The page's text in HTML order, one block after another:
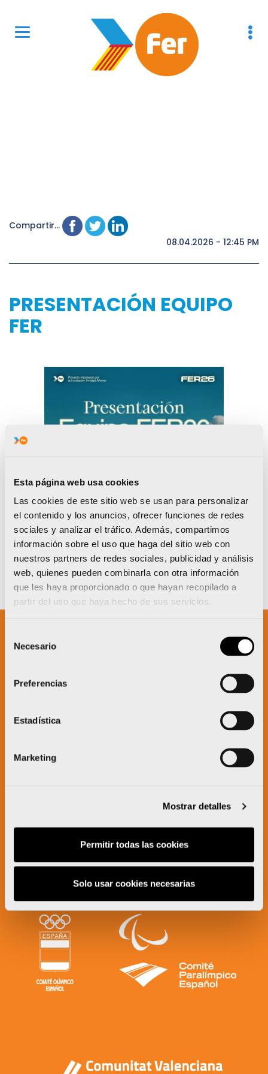
Esta página web usa cookies
Las cookies de este sitio web se usan para personalizar
el contenido y los anuncios, ofrecer funciones de redes
sociales y analizar el tráfico. Además, compartimos
información sobre el uso que haga del sitio web con
nuestros partners de redes sociales, publicidad y análisis
web, quienes pueden combinarla con otra información
que les haya proporcionado o que hayan recopilado a
partir del uso que haya hecho de sus servicios.
Necesario
Preferencias
Estadística
Marketing
Mostrar detalles
Permitir todas las cookies
Solo usar cookies necesarias
Compartir...
08.04.2026 - 12:45 PM
PRESENTACIÓN EQUIPO
FER